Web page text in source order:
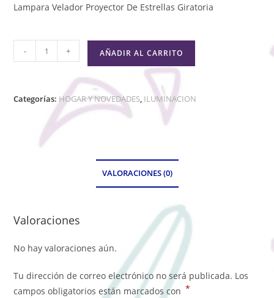
Lampara Velador Proyector De Estrellas Giratoria
- + AÑADIR AL CARRITO
Categorías: HOGAR Y NOVEDADES, ILUMINACION
VALORACIONES (0)
Valoraciones
No hay valoraciones aún.
Tu dirección de correo electrónico no será publicada. Los
campos obligatorios están marcados con *